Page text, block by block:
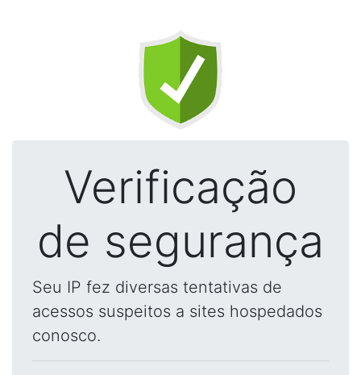
Verificação
de segurança
Seu IP fez diversas tentativas de
acessos suspeitos a sites hospedados
conosco.